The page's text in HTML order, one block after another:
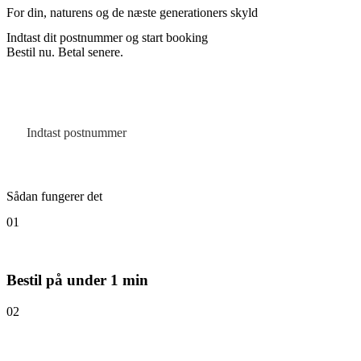
For din, naturens og de næste generationers skyld
Indtast dit postnummer og start booking
Bestil nu. Betal senere.
Sådan fungerer det
01
Bestil på under 1 min
02